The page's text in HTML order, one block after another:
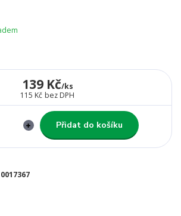
139 Kč/ks
115 Kč bez DPH
Přidat do košíku